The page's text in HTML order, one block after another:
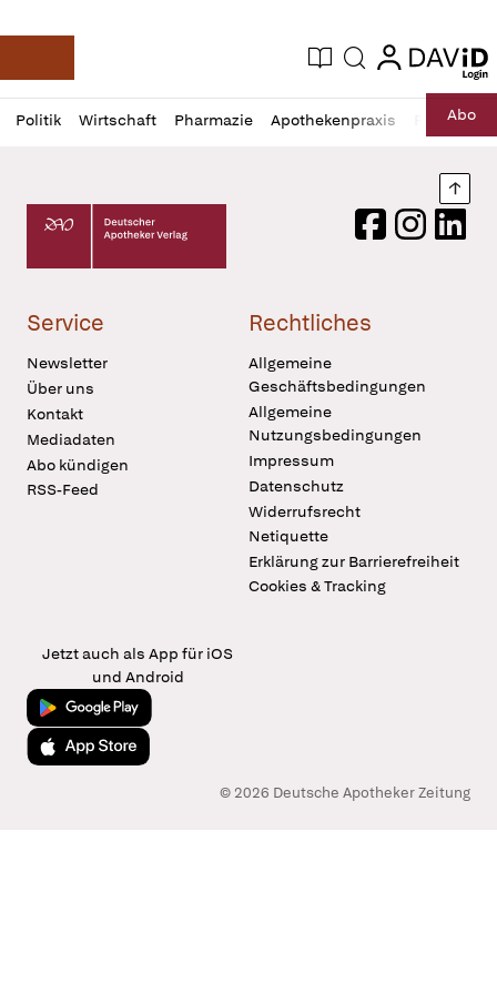
Deutsche Apotheker Zeitung
Aktuelle Ausgabe
Suche login
login
Politik Wirtschaft Pharmazie Apothekenpraxis RechtAbo
Profil
öffnen
Daz
Pur
Deutscher Apotheker Verlag Logo
FacebookInstagram
Service
Newsletter
Über uns
Kontakt
Mediadaten
Abo kündigen
RSS-Feed
Rechtliches
Allgemeine
Geschäftsbedingungen
Allgemeine
Nutzungsbedingungen
Impressum
Datenschutz
Widerrufsrecht
Netiquette
Erklärung zur Barrierefreiheit
Cookies & Tracking
Jetzt auch als App für iOS
und Android
Jetzt bei Google Play
Laden im App Store
© 2026 Deutsche Apotheker Zeitung